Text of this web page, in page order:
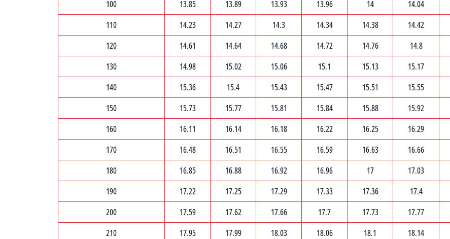
100
13.85 13.89 13.93 13.96 14 14.04
110
14.23 14.27 14.3 14.34 14.38 14.42
120
14.61 14.64 14.68 14.72 14.76 14.8
130
14.98 15.02 15.06 15.1 15.13 15.17
140
15.36 15.4 15.43 15.47 15.51 15.55
150
15.73 15.77 15.81 15.84 15.88 15.92
160
16.11 16.14 16.18 16.22 16.25 16.29
170
16.48 16.51 16.55 16.59 16.63 16.66
180
16.85 16.88 16.92 16.96 17 17.03
190
17.22 17.25 17.29 17.33 17.36 17.4
200
17.59 17.62 17.66 17.7 17.73 17.77
210
17.95 17.99 18.03 18.06 18.1 18.14